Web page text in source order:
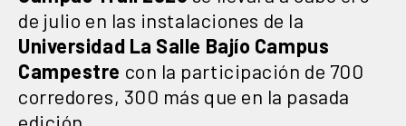
de julio en las instalaciones de la
Universidad La Salle Bajío Campus
Campestre con la participación de 700
corredores, 300 más que en la pasada
edición.